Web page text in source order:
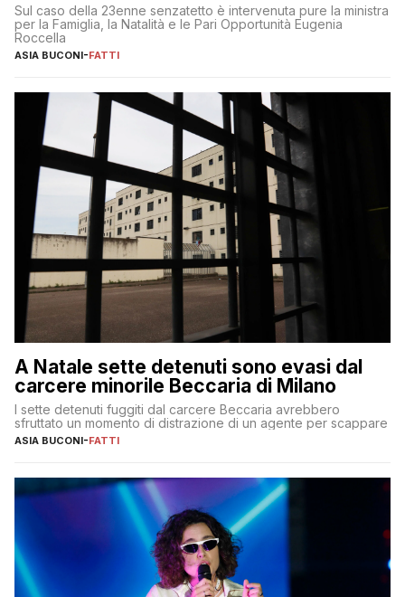
Sul caso della 23enne senzatetto è intervenuta pure la ministra
per la Famiglia, la Natalità e le Pari Opportunità Eugenia
Roccella
ASIA BUCONI-FATTI
A Natale sette detenuti sono evasi dal
carcere minorile Beccaria di Milano
I sette detenuti fuggiti dal carcere Beccaria avrebbero
sfruttato un momento di distrazione di un agente per scappare
ASIA BUCONI-FATTI